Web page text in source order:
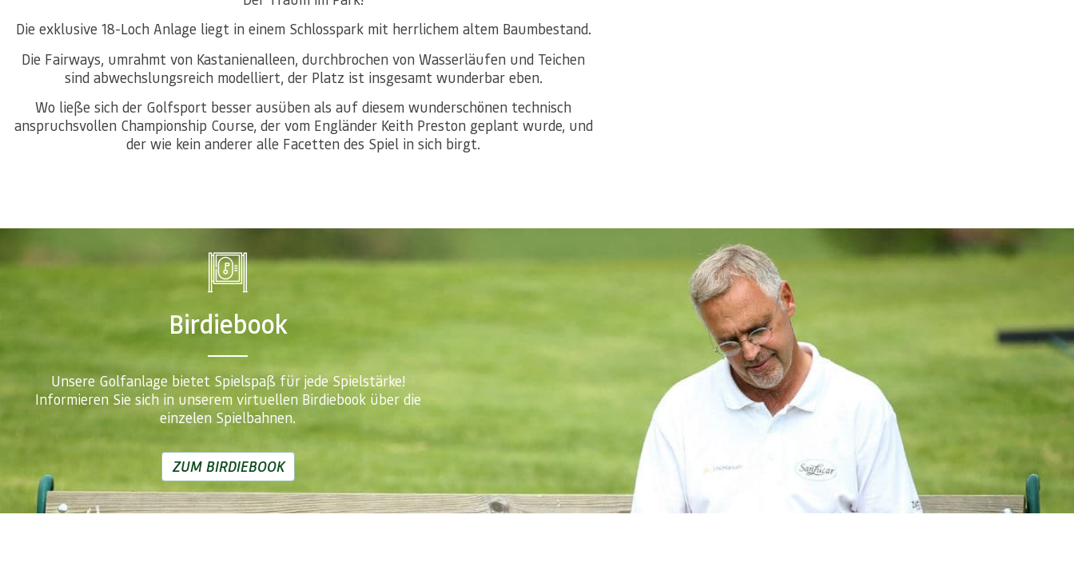
Die exklusive 18-Loch Anlage liegt in einem Schlosspark mit herrlichem altem Baumbestand.
Die Fairways, umrahmt von Kastanienalleen, durchbrochen von Wasserläufen und Teichen
sind abwechslungsreich modelliert, der Platz ist insgesamt wunderbar eben.
Wo ließe sich der Golfsport besser ausüben als auf diesem wunderschönen technisch
anspruchsvollen Championship Course, der vom Engländer Keith Preston geplant wurde, und
der wie kein anderer alle Facetten des Spiel in sich birgt.
Birdiebook
Unsere Golfanlage bietet Spielspaß für jede Spielstärke!
Informieren Sie sich in unserem virtuellen Birdiebook über die
einzelen Spielbahnen.
ZUM BIRDIEBOOK